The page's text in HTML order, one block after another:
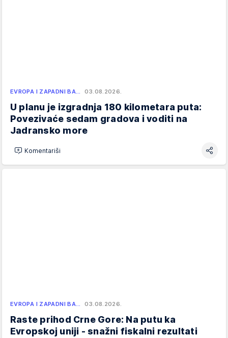
EVROPA I ZAPADNI BA… 03.08.2026.
U planu je izgradnja 180 kilometara puta:
Povezivaće sedam gradova i voditi na
Jadransko more
Komentariši
EVROPA I ZAPADNI BA… 03.08.2026.
Raste prihod Crne Gore: Na putu ka
Evropskoj uniji - snažni fiskalni rezultati